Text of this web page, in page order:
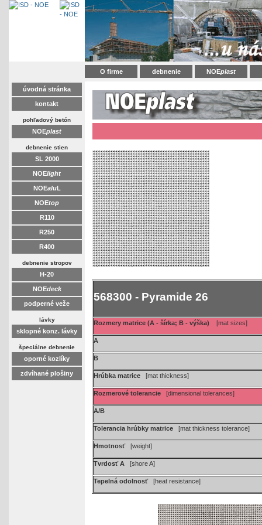
O firme debnenie NOEplast
úvodná stránka
kontakt
pohľadový betón
NOEplast
debnenie stien
SL 2000
NOElight
NOEaluL
NOEtop
R110
R250
R400
debnenie stropov
H-20
NOEdeck
podperné veže
lávky
sklopné konz. lávky
špeciálne debnenie
oporné kozlíky
zdvíhané plošiny
568300 - Pyramide 26
Rozmery matrice (A - šírka; B - výška) [mat sizes]
A
B
Hrúbka matrice [mat thickness]
Rozmerové tolerancie [dimensional tolerances]
A/B
Tolerancia hrúbky matrice [mat thickness tolerance]
Hmotnosť[weight]
Tvrdosť A [shore A]
Tepelná odolnosť [heat resistance]